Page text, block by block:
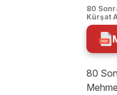
80
Kürşat
80